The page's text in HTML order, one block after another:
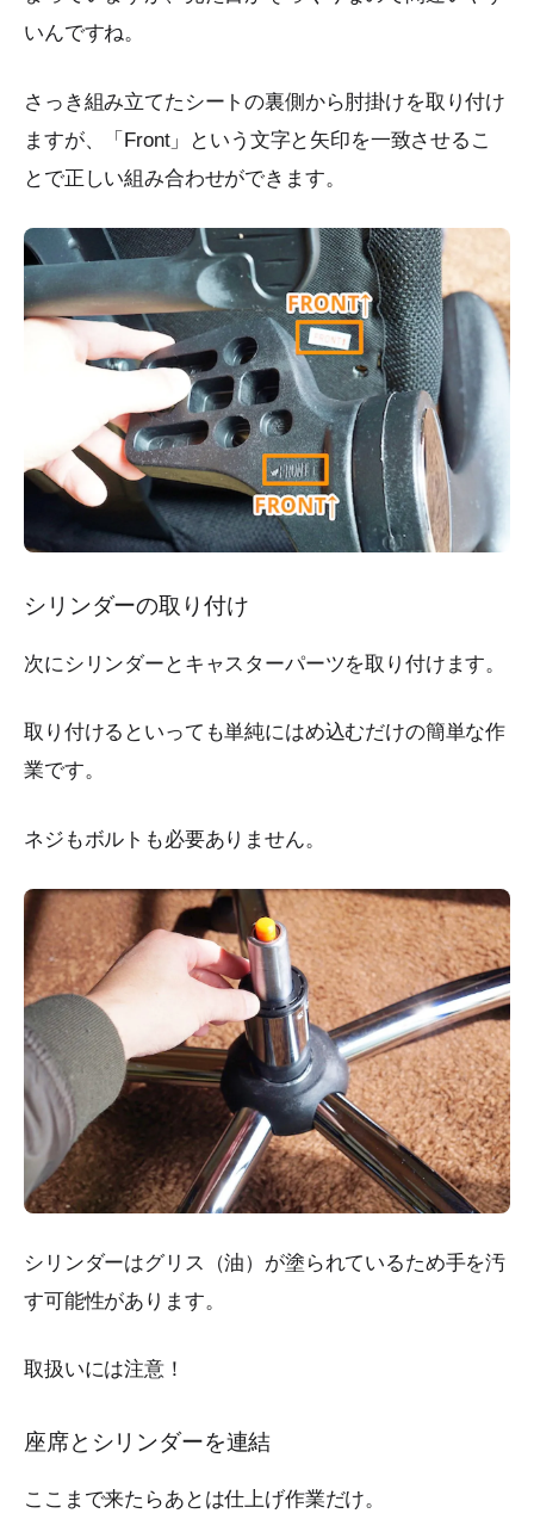
いんですね。
さっき組み立てたシートの裏側から肘掛けを取り付け
ますが、「Front」という文字と矢印を一致させるこ
とで正しい組み合わせができます。
シリンダーの取り付け
次にシリンダーとキャスターパーツを取り付けます。
取り付けるといっても単純にはめ込むだけの簡単な作
業です。
ネジもボルトも必要ありません。
シリンダーはグリス（油）が塗られているため手を汚
す可能性があります。
取扱いには注意！
座席とシリンダーを連結
ここまで来たらあとは仕上げ作業だけ。